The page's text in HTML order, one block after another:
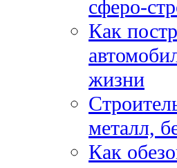
сферо-
Как
жизни
металл,
Как